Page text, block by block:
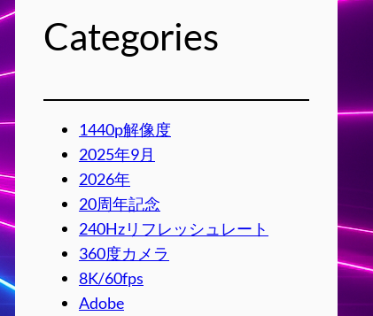
Categories
1440p解像度
2025年9月
2026年
20周年記念
240Hzリフレッシュレート
360度カメラ
8K/60fps
Adobe